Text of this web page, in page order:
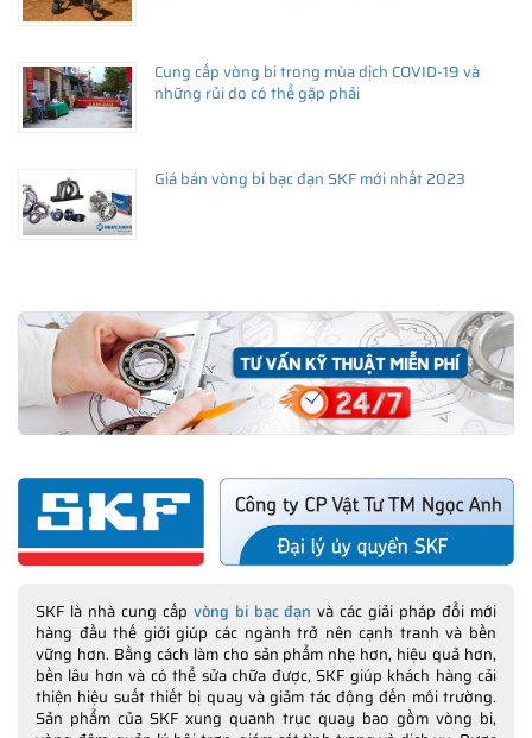
Cung cấp vòng bi trong mùa dịch COVID-19 và
những rủi do có thể gặp phải
Giá bán vòng bi bạc đạn SKF mới nhất 2023
SKF là nhà cung cấp vòng bi bạc đạn và các giải pháp đổi mới
hàng đầu thế giới giúp các ngành trở nên cạnh tranh và bền
vững hơn. Bằng cách làm cho sản phẩm nhẹ hơn, hiệu quả hơn,
bền lâu hơn và có thể sửa chữa được, SKF giúp khách hàng cải
thiện hiệu suất thiết bị quay và giảm tác động đến môi trường.
Sản phẩm của SKF xung quanh trục quay bao gồm vòng bi,